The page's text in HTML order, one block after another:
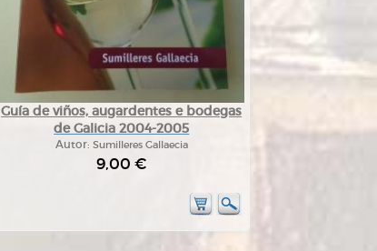
Guía de viños, augardentes e bodegas
de Galicia 2004-2005
Autor: Sumilleres Gallaecia
9,00 €